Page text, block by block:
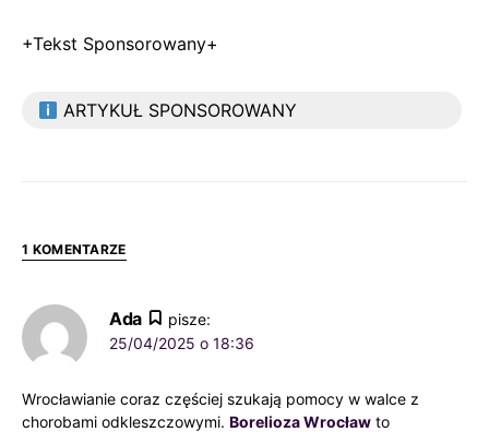
+Tekst Sponsorowany+
ARTYKUŁ SPONSOROWANY
1 KOMENTARZE
Ada
pisze:
25/04/2025 o 18:36
Wrocławianie coraz częściej szukają pomocy w walce z
chorobami odkleszczowymi. Borelioza Wrocław to